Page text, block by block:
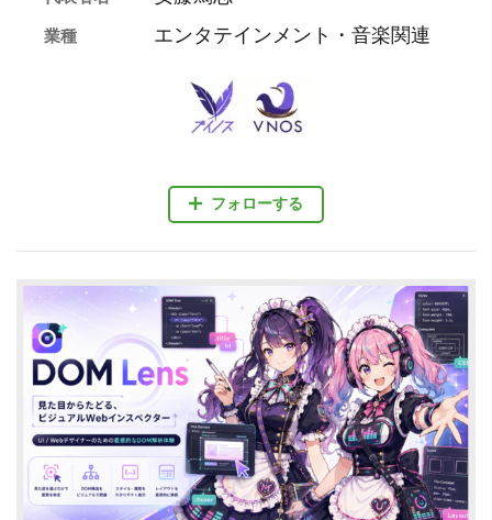
フォローする
業種 エンタテインメント・音楽関連